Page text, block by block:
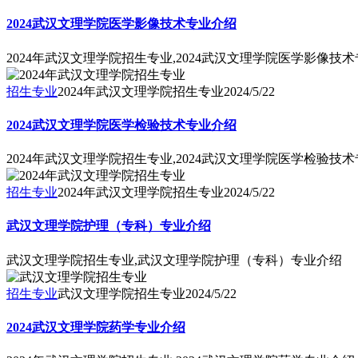
2024武汉文理学院医学影像技术专业介绍
2024年武汉文理学院招生专业,2024武汉文理学院医学影像技
招生专业2024年武汉文理学院招生专业2024/5/22
2024武汉文理学院医学检验技术专业介绍
2024年武汉文理学院招生专业,2024武汉文理学院医学检验技
招生专业2024年武汉文理学院招生专业2024/5/22
武汉文理学院护理（专科）专业介绍
武汉文理学院招生专业,武汉文理学院护理（专科）专业介绍
招生专业武汉文理学院招生专业2024/5/22
2024武汉文理学院药学专业介绍